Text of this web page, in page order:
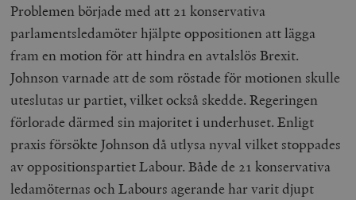
Problemen började med att 21 konservativa
parlamentsledamöter hjälpte oppositionen att lägga
fram en motion för att hindra en avtalslös Brexit.
Johnson varnade att de som röstade för motionen skulle
uteslutas ur partiet, vilket också skedde. Regeringen
förlorade därmed sin majoritet i underhuset. Enligt
praxis försökte Johnson då utlysa nyval vilket stoppades
av oppositionspartiet Labour. Både de 21 konservativa
ledamöternas och Labours agerande har varit djupt